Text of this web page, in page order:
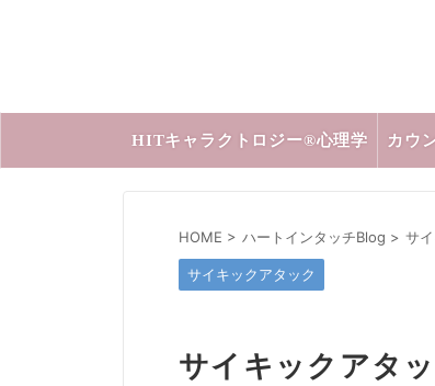
HITキャラクトロジー®心理学 カウ
HOME > ハートインタッチBlog > サ
サイキックアタック
サイキックアタ